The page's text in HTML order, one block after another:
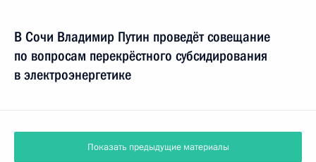
В Сочи Владимир Путин проведёт совещание
по вопросам перекрёстного субсидирования
в электроэнергетике
Показать предыдущие материалы